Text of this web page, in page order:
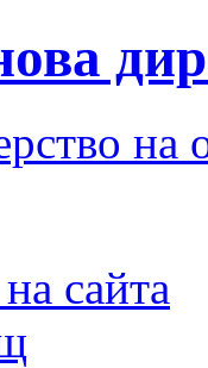
на
сайта